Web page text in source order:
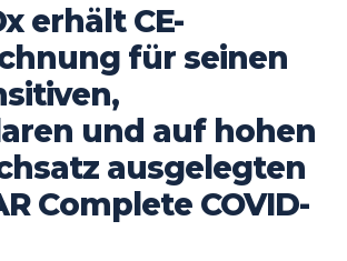
erhält CE-
für seinen
und auf hohen
ausgelegten
Complete COVID-